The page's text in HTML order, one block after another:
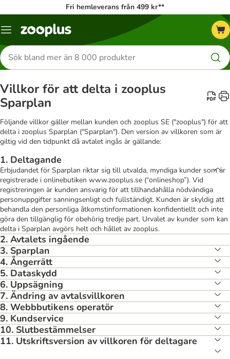
Fri hemleverans från 499 kr**
Katalogmeny
Sök
efter
produkter
Villkor för att delta i zooplus
Sparplan
Följande villkor gäller mellan kunden och zooplus SE ("zooplus") för att
delta i zooplus Sparplan ("Sparplan"). Den version av villkoren som är
giltig vid den tidpunkt då avtalet ingås är gällande:
1. Deltagande
Erbjudandet för Sparplan riktar sig till utvalda, myndiga kunder som är
registrerade i onlinebutiken www.zooplus.se (“onlineshop”). Vid
registreringen är kunden ansvarig för att tillhandahålla nödvändiga
personuppgifter sanningsenligt och fullständigt. Kunden är skyldig att
behandla den personliga åtkomstinformationen konfidentiellt och inte
göra den tillgänglig för obehörig tredje part. Urvalet av kunder som kan
delta i Sparplan avgörs helt och hållet av zooplus.
2. Avtalets ingående
3. Sparplan
4. Ångerrätt
5. Dataskydd
6. Uppsägning
7. Ändring av avtalsvillkoren
8. Webbbutikens operatör
9. Kundservice
10. Slutbestämmelser
11. Utskriftsversion av villkoren för deltagare